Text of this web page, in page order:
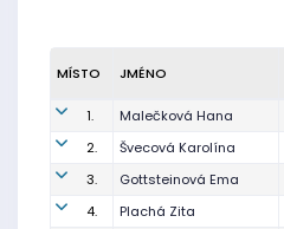
MÍSTO JMÉNO
1. Malečková Hana
2.
Švecová Karolína
3.
Gottsteinová Ema
4.
Plachá Zita